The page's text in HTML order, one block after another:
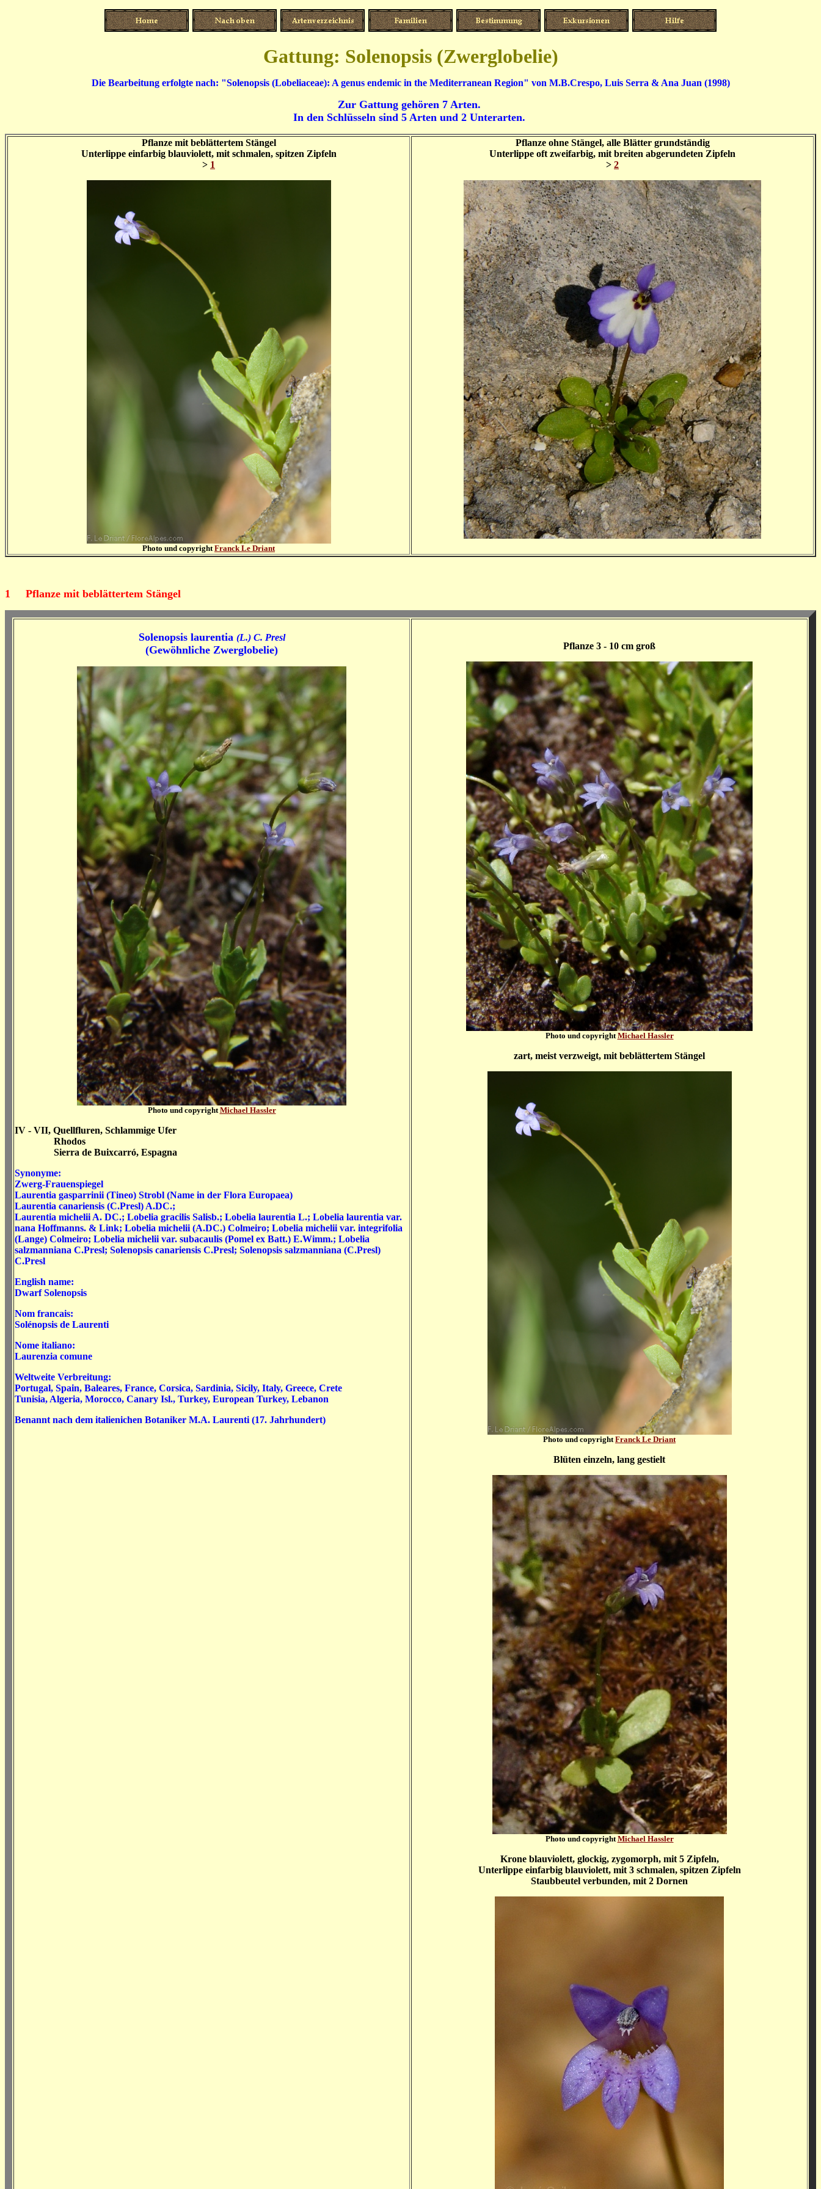
Gattung: Solenopsis (Zwerglobelie)
Die Bearbeitung erfolgte nach: "Solenopsis (Lobeliaceae): A genus endemic in the Mediterranean Region" von M.B.Crespo, Luis Serra & Ana Juan (1998)
Zur Gattung gehören 7 Arten.
In den Schlüsseln sind 5 Arten und 2 Unterarten.
Pflanze mit beblättertem Stängel
Unterlippe einfarbig blauviolett, mit schmalen, spitzen Zipfeln
> 1
Photo und copyrightFranck Le Driant
Pflanze ohne Stängel, alle Blätter grundständig
Unterlippe oft zweifarbig, mit breiten abgerundeten Zipfeln
> 2
1 Pflanze mit beblättertem Stängel
Solenopsis laurentia (L.) C. Presl
(Gewöhnliche Zwerglobelie)
Photo und copyrightMichael Hassler
IV - VII, Quellfluren, Schlammige Ufer
Rhodos
Sierra de Buixcarró, Espagna
Synonyme:
Zwerg-Frauenspiegel
Laurentia gasparrinii (Tineo) Strobl (Name in der Flora Europaea)
Laurentia canariensis (C.Presl) A.DC.;
Laurentia michelii A. DC.; Lobelia gracilis Salisb.; Lobelia laurentia L.; Lobelia laurentia var.
nana Hoffmanns. & Link; Lobelia michelii (A.DC.) Colmeiro; Lobelia michelii var. integrifolia
(Lange) Colmeiro; Lobelia michelii var. subacaulis (Pomel ex Batt.) E.Wimm.; Lobelia
salzmanniana C.Presl; Solenopsis canariensis C.Presl; Solenopsis salzmanniana (C.Presl)
C.Presl
English name:
Dwarf Solenopsis
Nom francais:
Solénopsis de Laurenti
Nome italiano:
Laurenzia comune
Weltweite Verbreitung:
Portugal, Spain, Baleares, France, Corsica, Sardinia, Sicily, Italy, Greece, Crete
Tunisia, Algeria, Morocco, Canary Isl., Turkey, European Turkey, Lebanon
Benannt nach dem italienichen Botaniker M.A. Laurenti (17. Jahrhundert)
Pflanze 3 - 10 cm groß
Photo und copyrightMichael Hassler
zart, meist verzweigt, mit beblättertem Stängel
Photo und copyrightFranck Le Driant
Blüten einzeln, lang gestielt
Photo und copyrightMichael Hassler
Krone blauviolett, glockig, zygomorph, mit 5 Zipfeln,
Unterlippe einfarbig blauviolett, mit 3 schmalen, spitzen Zipfeln
Staubbeutel verbunden, mit 2 Dornen